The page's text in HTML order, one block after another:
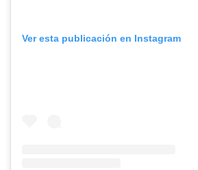
Ver esta publicación en Instagram